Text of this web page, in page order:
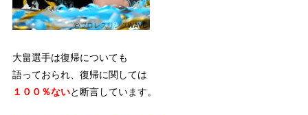
大畠選手は復帰についても
語っておられ、復帰に関しては
１００％ないと断言しています。